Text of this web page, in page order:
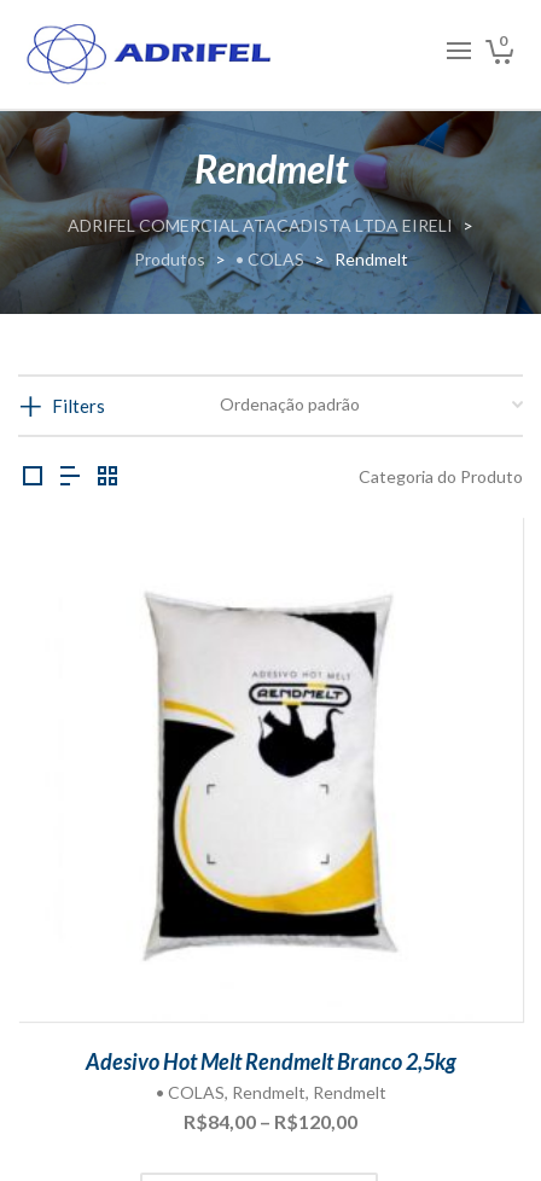
0
Rendmelt
ADRIFEL COMERCIAL ATACADISTA LTDA EIRELI
>
Produtos
> • COLAS > Rendmelt
Filters
Categoria do Produto
Adesivo Hot Melt Rendmelt Branco 2,5kg
• COLAS, Rendmelt, Rendmelt
R$84,00 – R$120,00Faixa
preço: